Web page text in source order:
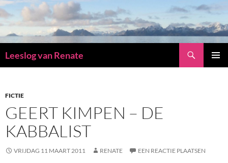
Leeslog van Renate
INHOUD
FICTIE
GEERT KIMPEN – DE
KABBALIST
VRIJDAG 11 MAART 2011 RENATE EEN REACTIE PLAATSEN